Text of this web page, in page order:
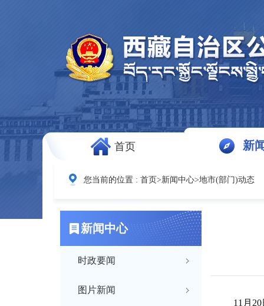
首页 新
您当前的位置 : 首页>新闻中心>地市(部门)动态
新闻中心
时政要闻
图片新闻
11月